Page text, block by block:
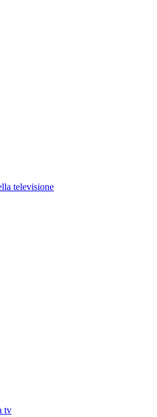
televisione
tv